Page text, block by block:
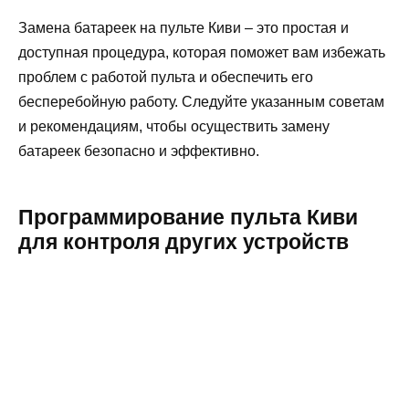
Замена батареек на пульте Киви – это простая и
доступная процедура, которая поможет вам избежать
проблем с работой пульта и обеспечить его
бесперебойную работу. Следуйте указанным советам
и рекомендациям, чтобы осуществить замену
батареек безопасно и эффективно.
Программирование пульта Киви
для контроля других устройств